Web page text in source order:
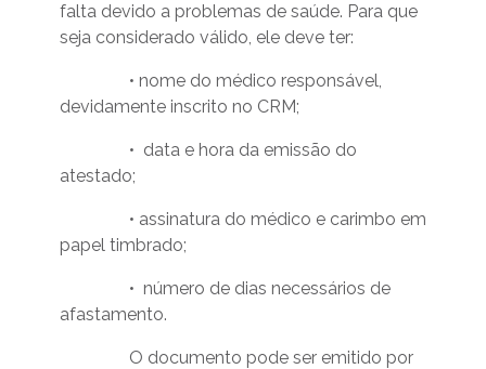
falta devido a problemas de saúde. Para que
seja considerado válido, ele deve ter:
• nome do médico responsável,
devidamente inscrito no CRM;
• data e hora da emissão do
atestado;
• assinatura do médico e carimbo em
papel timbrado;
• número de dias necessários de
afastamento.
O documento pode ser emitido por